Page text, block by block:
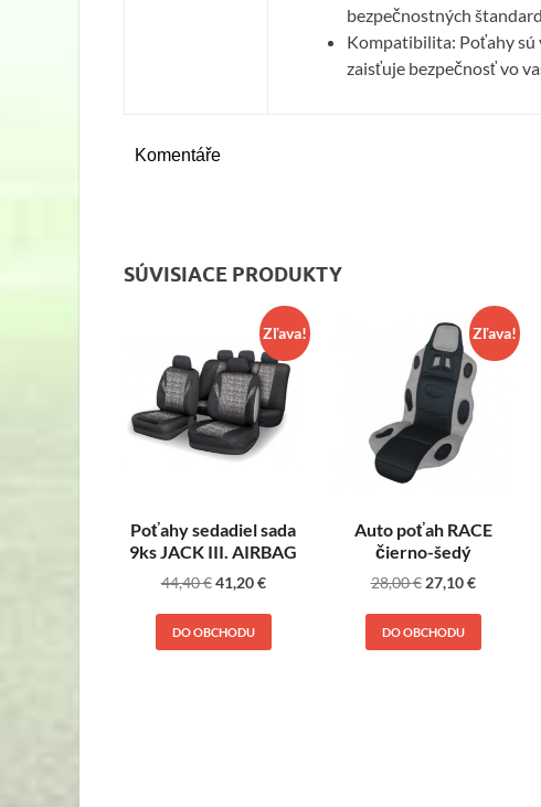
bezpečnostných
Kompatibilita: Poťahy sú
zaisťuje bezpečnosť vo
Komentáře
SÚVISIACE PRODUKTY
Zľava!
Poťahy sedadiel sada
9ks JACK III. AIRBAG
44,40€ 41,20€
DO OBCHODU
Zľava!
Auto poťah RACE
čierno-šedý
28,00€ 27,10€
DO OBCHODU